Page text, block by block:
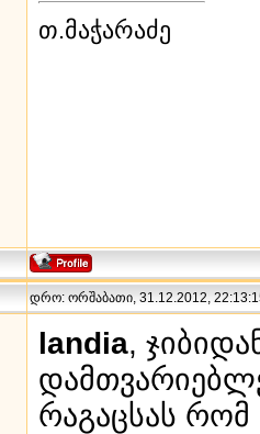
თ.მაჭარაძე
დრო: ორშაბათი, 31.12.2012,
landia,
რაგაცსას რომ